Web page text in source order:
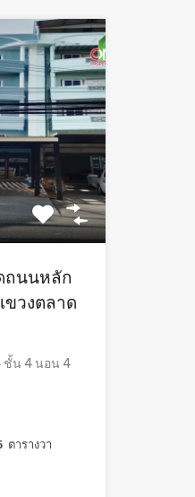
ถนนหลัก
ขวงตลาด
ชั้น 4 นอน 4
ตารางวา